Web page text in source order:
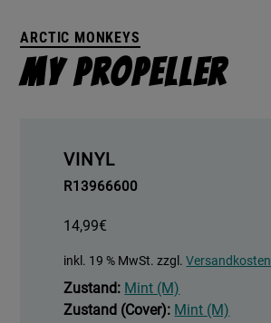
ARCTIC MONKEYS
My Propeller
VINYL
R13966600
14,99€
inkl. 19 % MwSt. zzgl.Versandkosten
Zustand: Mint (M)
Zustand (Cover): Mint (M)